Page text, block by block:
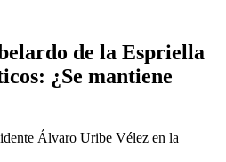
de la Espriella
¿Se mantiene
Álvaro Uribe Vélez en la